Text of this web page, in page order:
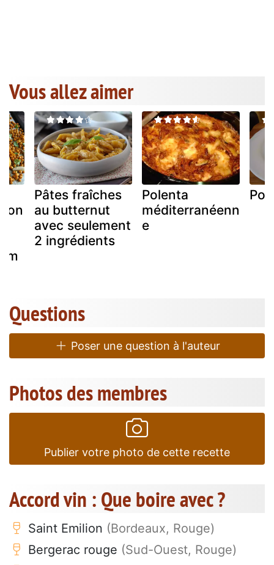
Vous allez aimer
Pâtes fraîches
au butternut
avec seulement
2 ingrédients
Polenta
méditerranéenn
e
Questions
Poser une question à l'auteur
Photos des membres
Publier votre photo de cette recette
Accord vin : Que boire avec ?
Saint Emilion (Bordeaux, Rouge)
Bergerac rouge (Sud-Ouest, Rouge)